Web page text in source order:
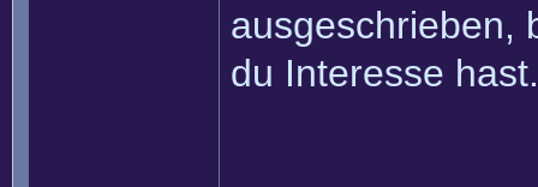
ausgeschrieben,
du Interesse hast.